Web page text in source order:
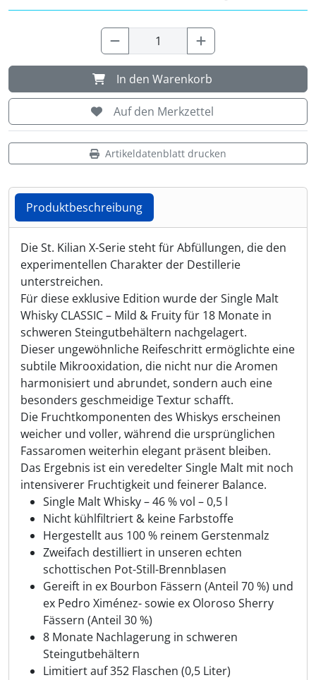
In den Warenkorb
Auf den Merkzettel
Artikeldatenblatt drucken
Produktbeschreibung
Produktbeschreibung
Die St. Kilian X-Serie steht für Abfüllungen, die den
experimentellen Charakter der Destillerie
unterstreichen.
Für diese exklusive Edition wurde der Single Malt
Whisky CLASSIC – Mild & Fruity für 18 Monate in
schweren Steingutbehältern nachgelagert.
Dieser ungewöhnliche Reifeschritt ermöglichte eine
subtile Mikrooxidation, die nicht nur die Aromen
harmonisiert und abrundet, sondern auch eine
besonders geschmeidige Textur schafft.
Die Fruchtkomponenten des Whiskys erscheinen
weicher und voller, während die ursprünglichen
Fassaromen weiterhin elegant präsent bleiben.
Das Ergebnis ist ein veredelter Single Malt mit noch
intensiverer Fruchtigkeit und feinerer Balance.
Single Malt Whisky – 46 % vol – 0,5 l
Nicht kühlfiltriert & keine Farbstoffe
Hergestellt aus 100 % reinem Gerstenmalz
Zweifach destilliert in unseren echten
schottischen Pot-Still-Brennblasen
Gereift in ex Bourbon Fässern (Anteil 70 %) und
ex Pedro Ximénez- sowie ex Oloroso Sherry
Fässern (Anteil 30 %)
8 Monate Nachlagerung in schweren
Steingutbehältern
Limitiert auf 352 Flaschen (0,5 Liter)
Shisha & Raucherbedarf (23)
Steampunk (28)
Trinkflaschen & -schläuche (7)
Truhen & Kisten (30)
Umhängetaschen (56)